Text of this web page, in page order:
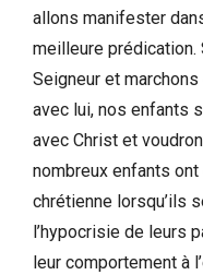
allons manifester
meilleure
Seigneur et
avec lui, nos enfants
avec Christ et
nombreux enfants
chrétienne lorsqu’ils
l’hypocrisie de leurs
leur comportement à